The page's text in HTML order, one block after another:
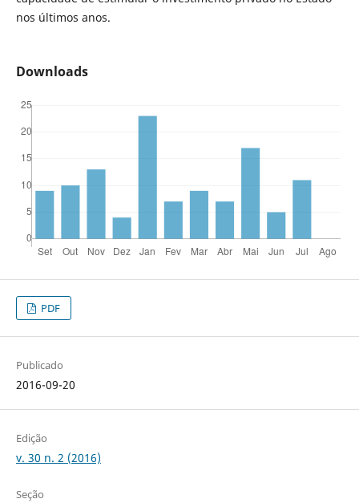
nos últimos anos.
Downloads
PDF
Publicado
2016-09-20
Edição
v. 30 n. 2 (2016)
Seção